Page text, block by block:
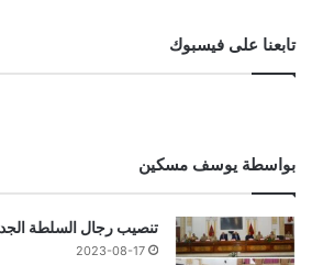
تابعنا على فيسبوك
بواسطة يوسف مسكين
تنصيب رجال السلطة
2023-08-17